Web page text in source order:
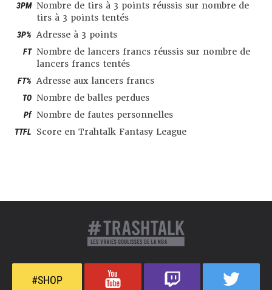
3PM Nombre de tirs à 3 points réussis sur nombre de
tirs à 3 points tentés
3P% Adresse à 3 points
FT Nombre de lancers francs réussis sur nombre de
lancers francs tentés
FT% Adresse aux lancers francs
TO Nombre de balles perdues
Pf Nombre de fautes personnelles
TTFL Score en Trahtalk Fantasy League
#SHOP